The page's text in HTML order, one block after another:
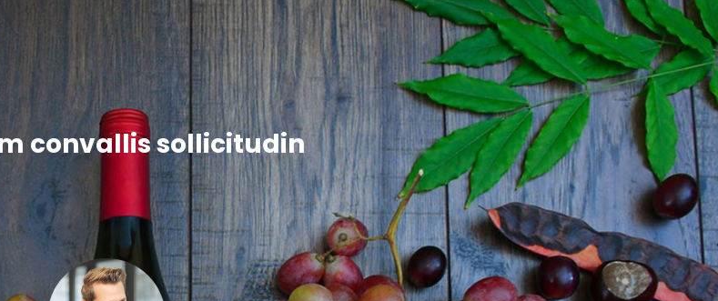
Fusce vulputate
convallis sollicitudin